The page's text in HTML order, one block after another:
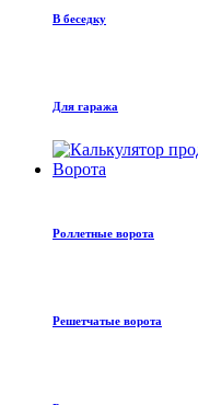
В беседку
Для гаража
Ворота
Роллетные ворота
Решетчатые ворота